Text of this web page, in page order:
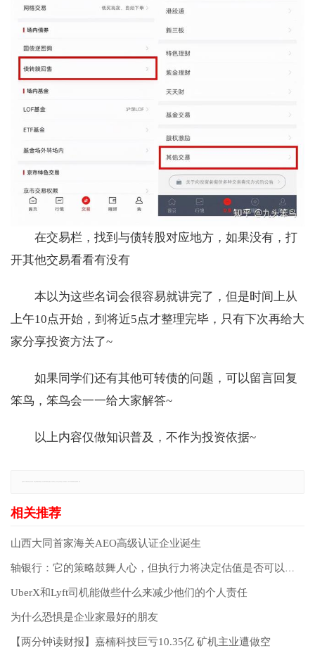
在交易栏，找到与债转股对应地方，如果没有，打
开其他交易看看有没有
本以为这些名词会很容易就讲完了，但是时间上从
上午10点开始，到将近5点才整理完毕，只有下次再给大
家分享投资方法了~
如果同学们还有其他可转债的问题，可以留言回复
笨鸟，笨鸟会一一给大家解答~
以上内容仅做知识普及，不作为投资依据~
山西大同首家海关AEO高级认证企业诞生
轴银行：它的策略鼓舞人心，但执行力将决定估值是否可以提高
UberX和Lyft司机能做些什么来减少他们的个人责任
为什么恐惧是企业家最好的朋友
【两分钟读财报】嘉楠科技巨亏10.35亿 矿机主业遭做空